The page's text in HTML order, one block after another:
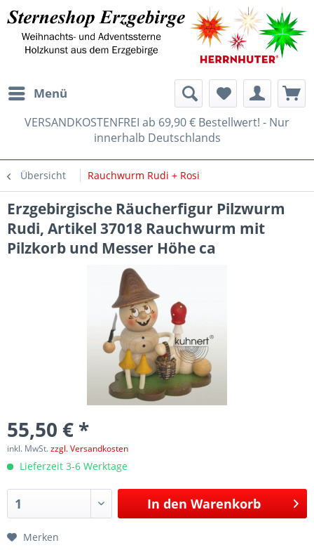
Menü
VERSANDKOSTENFREI ab 69,90 € Bestellwert! - Nur
innerhalb Deutschlands
Übersicht Rauchwurm Rudi + Rosi
Erzgebirgische Räucherfigur Pilzwurm
Rudi, Artikel 37018 Rauchwurm mit
Pilzkorb und Messer Höhe ca
55,50 € *
inkl. MwSt.zzgl. Versandkosten
Lieferzeit 3-6 Werktage
In den Warenkorb
Merken